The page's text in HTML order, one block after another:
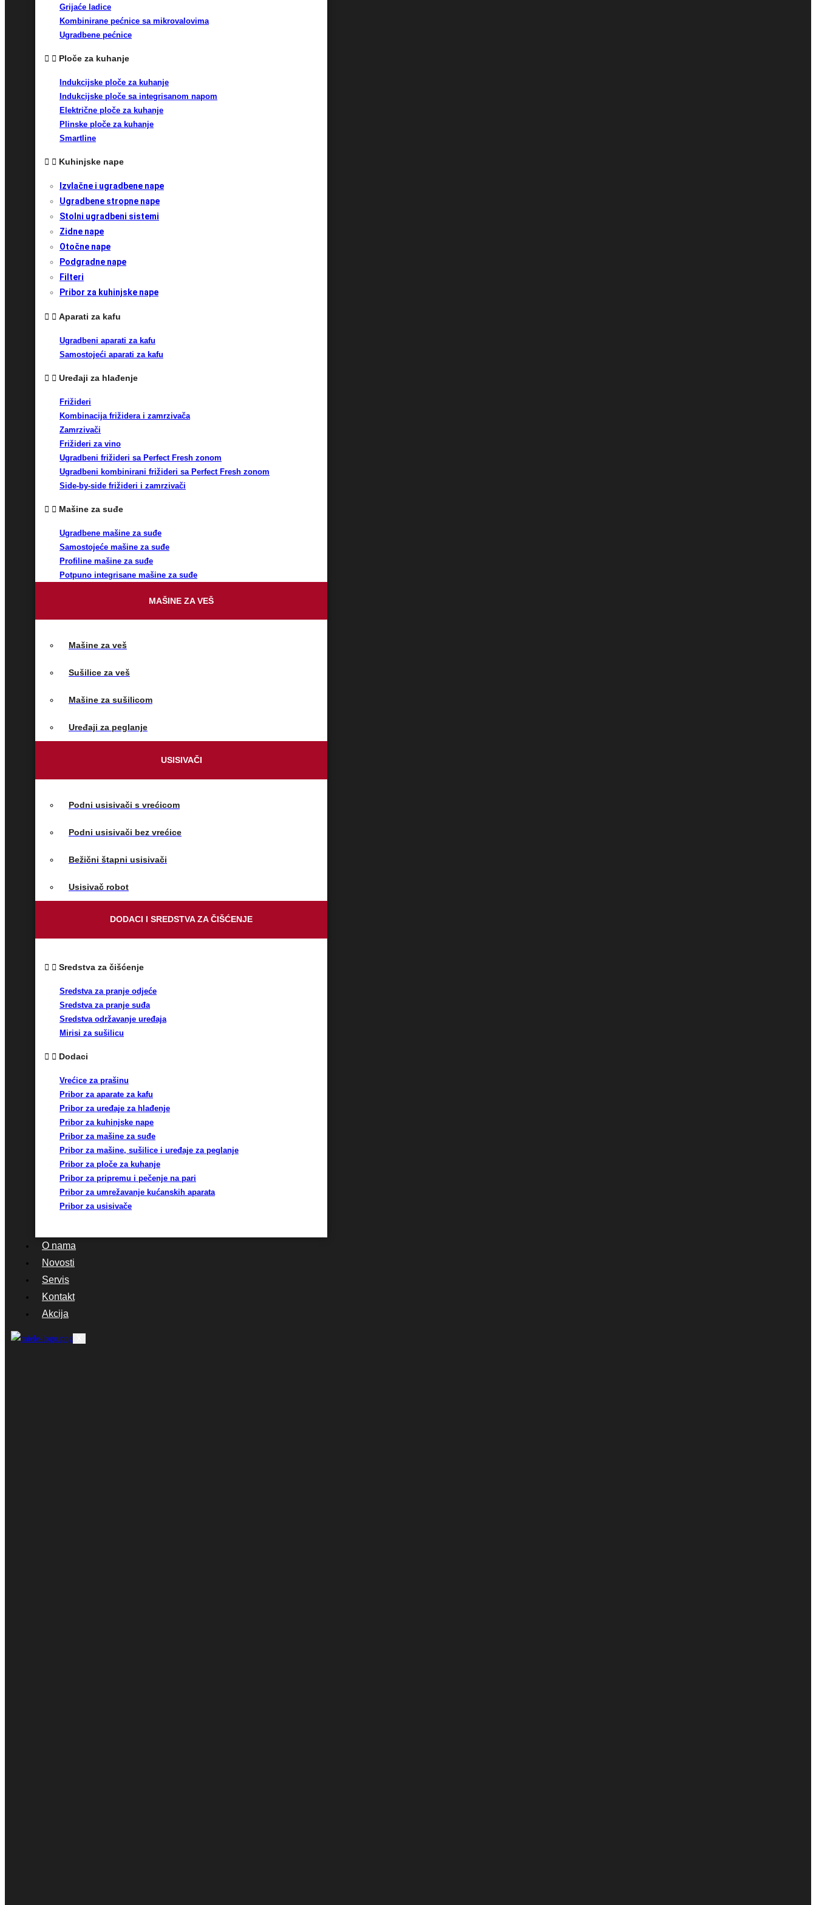
Grijaće ladice
Kombinirane pećnice sa mikrovalovima
Ugradbene pećnice
Ploče za kuhanje
Indukcijske ploče za kuhanje
Indukcijske ploče sa integrisanom napom
Električne ploče za kuhanje
Plinske ploče za kuhanje
Smartline
Kuhinjske nape
Izvlačne i ugradbene nape
Ugradbene stropne nape
Stolni ugradbeni sistemi
Zidne nape
Otočne nape
Podgradne nape
Filteri
Pribor za kuhinjske nape
Aparati za kafu
Ugradbeni aparati za kafu
Samostojeći aparati za kafu
Uređaji za hlađenje
Frižideri
Kombinacija frižidera i zamrzivača
Zamrzivači
Frižideri za vino
Ugradbeni frižideri sa Perfect Fresh zonom
Ugradbeni kombinirani frižideri sa Perfect Fresh zonom
Side-by-side frižideri i zamrzivači
Mašine za suđe
Ugradbene mašine za suđe
Samostojeće mašine za suđe
Profiline mašine za suđe
Potpuno integrisane mašine za suđe
MAŠINE ZA VEŠ
Mašine za veš
Sušilice za veš
Mašine za sušilicom
Uređaji za peglanje
USISIVAČI
Podni usisivači s vrećicom
Podni usisivači bez vrećice
Bežični štapni usisivači
Usisivač robot
DODACI I SREDSTVA ZA ČIŠĆENJE
Sredstva za čišćenje
Sredstva za pranje odjeće
Sredstva za pranje suđa
Sredstva održavanje uređaja
Mirisi za sušilicu
Dodaci
Vrećice za prašinu
Pribor za aparate za kafu
Pribor za uređaje za hlađenje
Pribor za kuhinjske nape
Pribor za mašine za suđe
Pribor za mašine, sušilice i uređaje za peglanje
Pribor za ploče za kuhanje
Pribor za pripremu i pečenje na pari
Pribor za umrežavanje kućanskih aparata
Pribor za usisivače
O nama
Novosti
Servis
Kontakt
Akcija